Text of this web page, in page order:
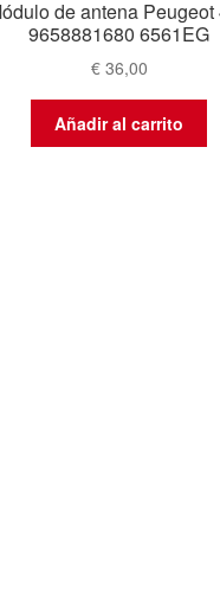
de antena Peugeot
9658881680 6561EG
€36,00
Añadir al carrito